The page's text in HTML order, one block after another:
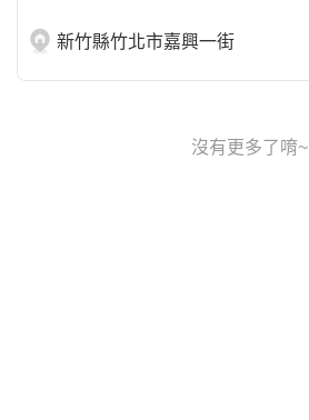
新竹縣竹北市嘉興一街
沒有更多了唷~